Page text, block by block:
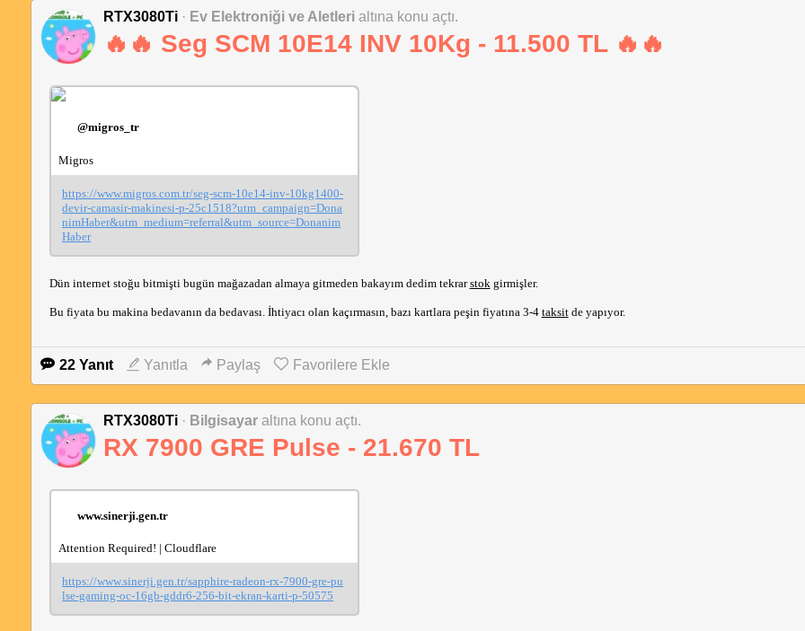
RTX3080Ti · Ev Elektroniği ve Aletleri altına konu açtı.
🔥🔥 Seg SCM 10E14 INV 10Kg - 11.500 TL 🔥🔥
@migros_tr
Migros
https://www.migros.com.tr/seg-scm-10e14-inv-10kg1400-
devir-camasir-makinesi-p-25c1518?utm_campaign=Dona
nimHaber&utm_medium=referral&utm_source=Donanim
Haber
Dün internet stoğu bitmişti bugün mağazadan almaya gitmeden bakayım dedim tekrar stok girmişler.
Bu fiyata bu makina bedavanın da bedavası. İhtiyacı olan kaçırmasın, bazı kartlara peşin fiyatına 3-4 taksit de yapıyor.
22 Yanıt Yanıtla Paylaş Favorilere Ekle
RTX3080Ti · Bilgisayar altına konu açtı.
RX 7900 GRE Pulse - 21.670 TL
www.sinerji.gen.tr
Attention Required! | Cloudflare
https://www.sinerji.gen.tr/sapphire-radeon-rx-7900-gre-pu
lse-gaming-oc-16gb-gddr6-256-bit-ekran-karti-p-50575